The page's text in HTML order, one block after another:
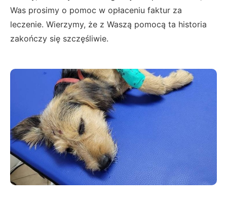
Was prosimy o pomoc w opłaceniu faktur za
leczenie. Wierzymy, że z Waszą pomocą ta historia
zakończy się szczęśliwie.